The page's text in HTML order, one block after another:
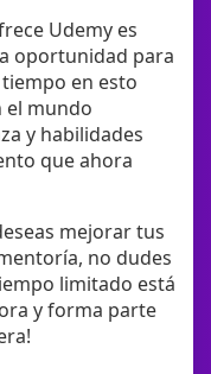
Udemy es
oportunidad para
en esto
el mundo
y habilidades
que ahora
mejorar tus
no dudes
limitado está
y forma parte